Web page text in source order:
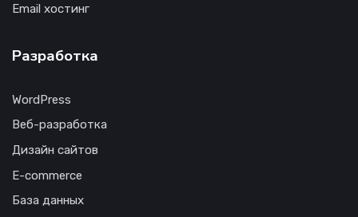
Email хостинг
Разработка
WordPress
Веб-разработка
Дизайн сайтов
E-commerce
База данных